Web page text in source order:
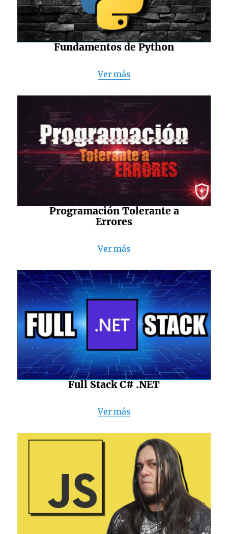
Fundamentos de Python
Ver más
Programación Tolerante a
Errores
Ver más
Full Stack C# .NET
Ver más